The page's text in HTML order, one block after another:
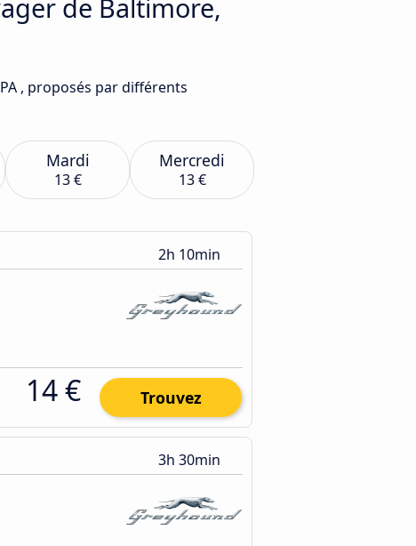
de Baltimore,
, proposés par différents
Mardi
13 €
Mercredi
13 €
2h 10min
14 € Trouvez
3h 30min